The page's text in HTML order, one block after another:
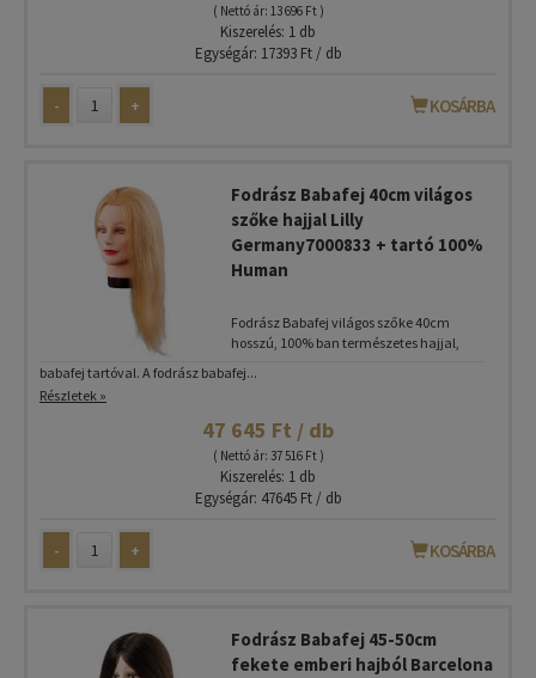
( Nettó ár: 13 696 Ft )
Kiszerelés: 1 db
Egységár: 17393 Ft / db
- + KOSÁRBA
Fodrász Babafej 40cm világos
szőke hajjal Lilly
Germany7000833 + tartó 100%
Human
Fodrász Babafej világos szőke 40cm
hosszú, 100% ban természetes hajjal,
babafej tartóval. A fodrász babafej...
Részletek »
47 645 Ft / db
( Nettó ár: 37 516 Ft )
Kiszerelés: 1 db
Egységár: 47645 Ft / db
- + KOSÁRBA
Fodrász Babafej 45-50cm
fekete emberi hajból Barcelona